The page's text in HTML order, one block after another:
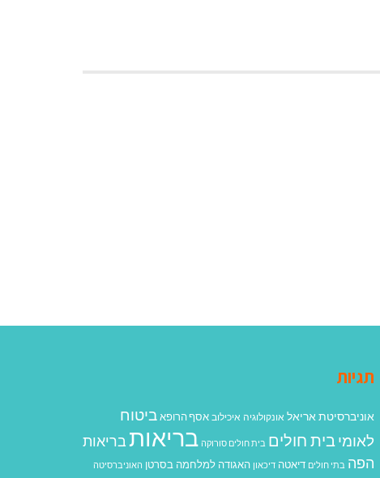
תגיות
אוניברסיטת אריאל אונקולוגיה איכילוב אסף הרופא ביטוח
לאומיבית חולים בית חולים סורוקה בריאותבריאות
הפה בתי חולים דיאטה דיכאון האגודה למלחמה בסרטן האוניברסיטה